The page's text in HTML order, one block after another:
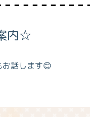
内☆
話します😊